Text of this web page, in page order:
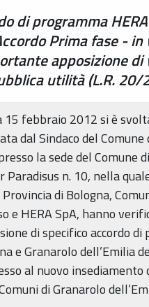
di programma
Prima fase - in
apposizione
utilità (L.R. 20/
15 febbraio 2012 si è
dal Sindaco del
la sede del Comune
Paradisus n. 10, nella
di Bologna,
e HERA SpA, hanno
di specifico accordo
e Granarolo dell’Emilia
al nuovo
di Granarolo